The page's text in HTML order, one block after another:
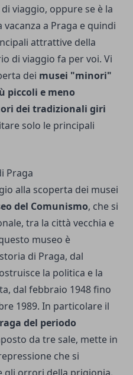
viaggio, oppure se è la
a Praga e quindi
attrattive della
di viaggio fa per voi. Vi
dei musei "minori"
piccoli e meno
dei tradizionali giri
solo le principali
Praga
alla scoperta dei musei
del Comunismo, che si
tra la città vecchia e
museo è
di Praga, dal
la politica e la
dal febbraio 1948 fino
1989. In particolare il
del periodo
da tre sale, mette in
che si